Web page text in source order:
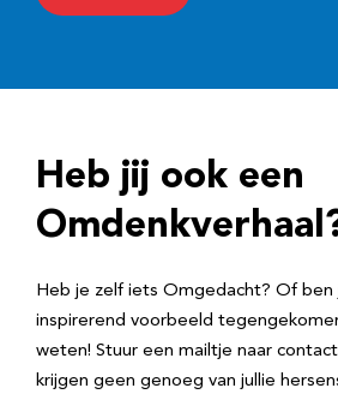
r
e
Heb jij ook een
Heb je zelf iets Omgedacht? Of ben
inspirerend voorbeeld
weten! Stuur een mailtje naar
krijgen geen genoeg van jullie